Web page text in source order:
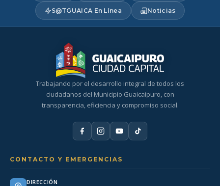
S@TGUAICA En Línea Noticias
Trabajando por el desarrollo integral de todos los
ciudadanos del Municipio Guaicaipuro, con
transparencia, eficiencia y compromiso social.
CONTACTO Y EMERGENCIAS
DIRECCIÓN